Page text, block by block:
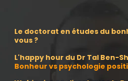
Le doctorat en études du
vous ?
L'happy hour du Dr Tal Ben-
Bonheur vs psychologie